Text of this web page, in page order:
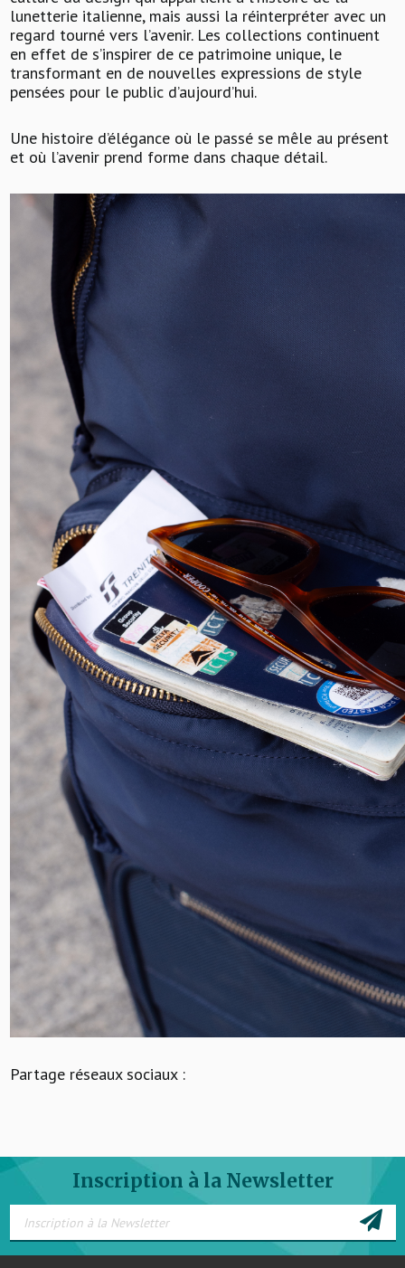
lunetterie italienne, mais aussi la réinterpréter avec un
regard tourné vers l’avenir. Les collections continuent
en effet de s’inspirer de ce patrimoine unique, le
transformant en de nouvelles expressions de style
pensées pour le public d’aujourd’hui.
Une histoire d’élégance où le passé se mêle au présent
et où l’avenir prend forme dans chaque détail.
Partage réseaux sociaux :
Inscription à la Newsletter